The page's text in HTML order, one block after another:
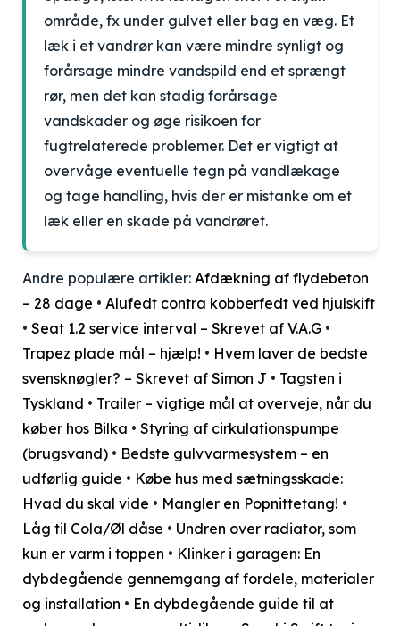
område, fx under gulvet eller bag en væg. Et
læk i et vandrør kan være mindre synligt og
forårsage mindre vandspild end et sprængt
rør, men det kan stadig forårsage
vandskader og øge risikoen for
fugtrelaterede problemer. Det er vigtigt at
overvåge eventuelle tegn på vandlækage
og tage handling, hvis der er mistanke om et
læk eller en skade på vandrøret.
Andre populære artikler: Afdækning af flydebeton
– 28 dage • Alufedt contra kobberfedt ved hjulskift
• Seat 1.2 service interval – Skrevet af V.A.G •
Trapez plade mål – hjælp! • Hvem laver de bedste
svensknøgler? – Skrevet af Simon J • Tagsten i
Tyskland • Trailer – vigtige mål at overveje, når du
køber hos Bilka • Styring af cirkulationspumpe
(brugsvand) • Bedste gulvvarmesystem – en
udførlig guide • Købe hus med sætningsskade:
Hvad du skal vide • Mangler en Popnittetang! •
Låg til Cola/Øl dåse • Undren over radiator, som
kun er varm i toppen • Klinker i garagen: En
dybdegående gennemgang af fordele, materialer
og installation • En dybdegående guide til at